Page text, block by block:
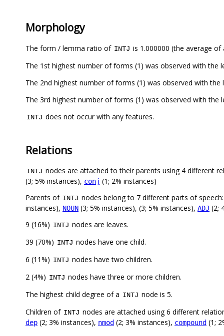
Morphology
The form / lemma ratio of INTJ is 1.000000 (the average
The 1st highest number of forms (1) was observed with the
The 2nd highest number of forms (1) was observed with the
The 3rd highest number of forms (1) was observed with the
INTJ does not occur with any features.
Relations
INTJ nodes are attached to their parents using 4 different
(3; 5% instances), conj (1; 2% instances)
Parents of INTJ nodes belong to 7 different parts of
instances), NOUN (3; 5% instances), (3; 5% instances), ADJ (2;
9 (16%) INTJ nodes are leaves.
39 (70%) INTJ nodes have one child.
6 (11%) INTJ nodes have two children.
2 (4%) INTJ nodes have three or more children.
The highest child degree of a INTJ node is 5.
Children of INTJ nodes are attached using 6 different
dep (2; 3% instances), nmod (2; 3% instances), compound (1;